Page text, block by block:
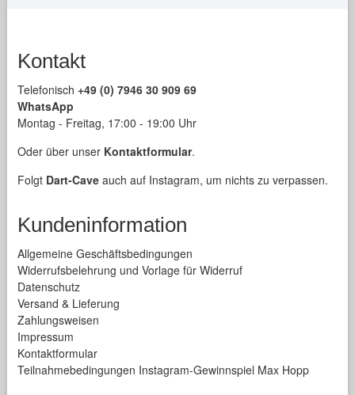
Kontakt
Telefonisch +49 (0) 7946 30 909 69
WhatsApp
Montag - Freitag, 17:00 - 19:00 Uhr
Oder über unser Kontaktformular.
Folgt Dart-Caveauch auf Instagram, um nichts zu verpassen.
Kundeninformation
Allgemeine Geschäftsbedingungen
Widerrufsbelehrung und Vorlage für Widerruf
Datenschutz
Versand & Lieferung
Zahlungsweisen
Impressum
Kontaktformular
Teilnahmebedingungen Instagram-Gewinnspiel Max Hopp